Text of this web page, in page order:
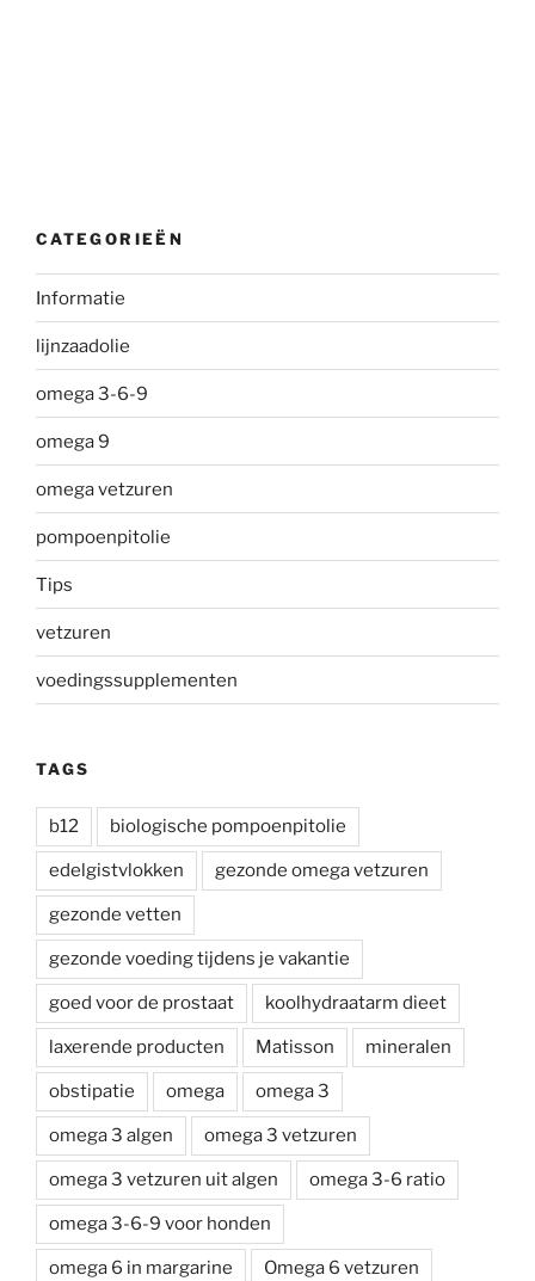
CATEGORIEËN
Informatie
lijnzaadolie
omega 3-6-9
omega 9
omega vetzuren
pompoenpitolie
Tips
vetzuren
voedingssupplementen
TAGS
b12 biologische pompoenpitolie
edelgistvlokken gezonde omega vetzuren
gezonde vetten
gezonde voeding tijdens je vakantie
goed voor de prostaat koolhydraatarm dieet
laxerende producten Matisson mineralen
obstipatie omega omega 3
omega 3 algen omega 3 vetzuren
omega 3 vetzuren uit algen omega 3-6 ratio
omega 3-6-9 voor honden
omega 6 in margarine Omega 6 vetzuren